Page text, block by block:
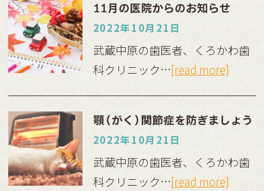
11月の医院からのお知らせ
2022年10月21日
武蔵中原の歯医者、くろかわ歯
科クリニック…[read more]
顎(がく)関節症を防ぎましょう
2022年10月21日
武蔵中原の歯医者、くろかわ歯
科クリニック…[read more]